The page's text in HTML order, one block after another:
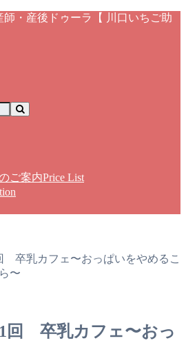
・産後ドゥーラ【 川口いちご助
ご案内Price List
卒乳カフェ〜おっぱいをやめるこ
〜
1回 卒乳カフェ〜おっ